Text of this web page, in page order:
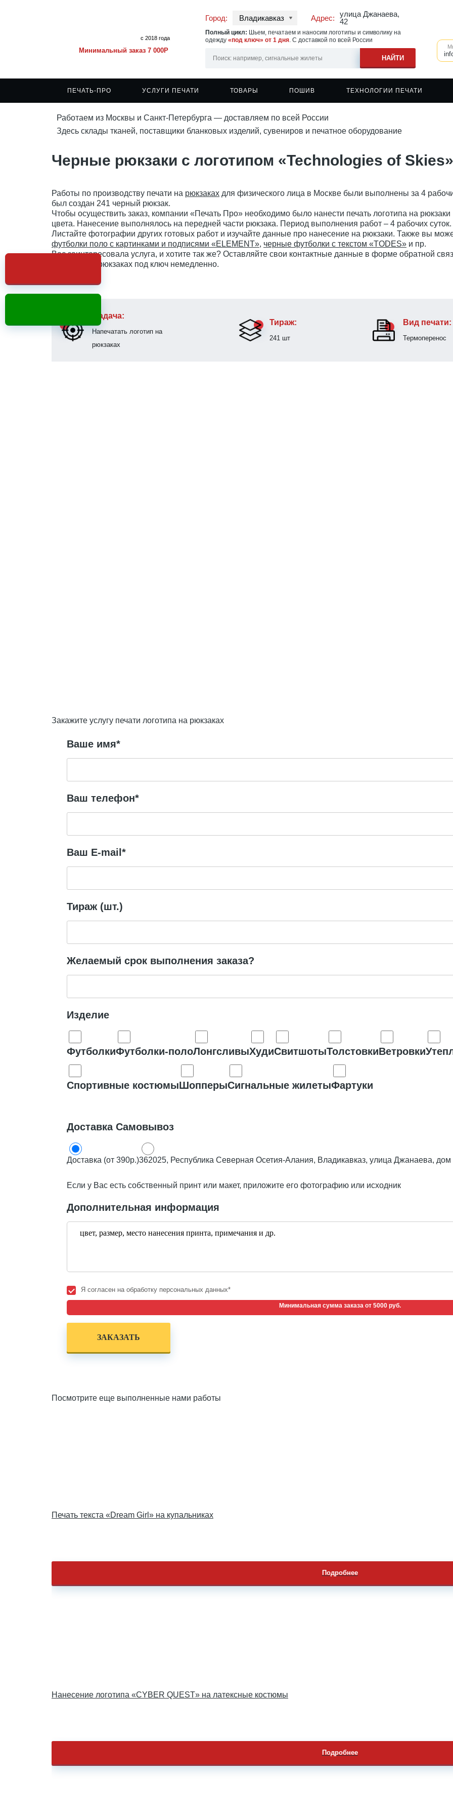
с 2018 года
Минимальный заказ 7 000P
Город: Владикавказ Адрес:
улица Джанаева,
42
Полный цикл: Шьем, печатаем и наносим логотипы и символику на
одежду«под ключ» от 1 дня. С доставкой по всей России
ПЕЧАТЬ-ПРО
О компании
Порядок работы
Расчет стоимости
Оплата
Швейное производство
УСЛУГИ ПЕЧАТИ
Печать на футболках
Печать на рубашках-поло
Печать на свитшотах
Печать на бомберах
Печать на ветровках
Печать на одежде
Печать на спецодежде
Печать на спортивной одежде
Печать на касках
ТОВАРЫ
Футболки под нанесение
Мужские футболки
Детские футболки
Рубашки-поло
Футболки поло
Толстовки
Толстовки с капюшоном
Бомберы
Ветровки
Худи
Фартуки
Сумки и шоперы
Наклейки
ПОШИВ ТЕХНОЛОГИИ ПЕЧАТИ
Сублимационная печать
Печать методом термопереноса
DTF-печать
Статьи
Примеры работ
Сертификаты
Доставка
Работаем из Москвы и Санкт-Петербурга — доставляем по всей России
Здесь склады тканей, поставщики бланковых изделий, сувениров и печатное оборудование
Черные рюкзаки с логотипом «Technologies of Skies»
Работы по производству печати на рюкзаках для физического лица в Москве были выполнены за 4
был создан 241 черный рюкзак.
Чтобы осуществить заказ, компании «Печать Про» необходимо было нанести печать логотипа на
цвета. Нанесение выполнялось на передней части рюкзака. Период выполнения работ – 4 рабочих суток.
Листайте фотографии других готовых работ и изучайте данные про нанесение на рюкзаки. Также вы
футболки поло с картинками и подписями «ELEMENT», черные футболки с текстом «TODES» и пр.
Вас заинтересовала услуга, и хотите так же? Оставляйте свои контактные данные в форме обратной
картинок на рюкзаках под ключ немедленно.
Задача:
Напечатать логотип на
рюкзаках
Тираж:
241 шт
Вид печати:
Термоперенос
Закажите услугу печати логотипа на рюкзаках
Ваше имя*
Ваш телефон*
Ваш E-mail*
Тираж (шт.)
Желаемый срок выполнения заказа?
Изделие
ФутболкиФутболки-полоЛонгсливыХудиСвитшотыТолстовкиВетровки
Спортивные костюмыШопперыСигнальные жилетыФартуки
Доставка Самовывоз
Доставка (от 390р.)362025, Республика Северная Осетия-Алания, Владикавказ, улица Джанаева, дом
Если у Вас есть собственный принт или макет, приложите его фотографию или исходник
Дополнительная информация
Я согласен на обработку персональных данных*
Минимальная сумма заказа от 5000 руб.
Посмотрите еще выполненные нами работы
Печать текста «Dream Girl» на купальниках
Подробнее
Нанесение логотипа «CYBER QUEST» на латексные костюмы
Подробнее